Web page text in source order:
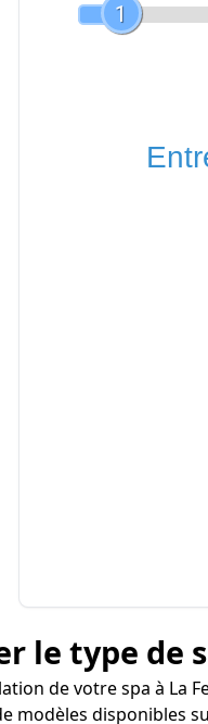
1
le type de
de votre spa à La
modèles disponibles